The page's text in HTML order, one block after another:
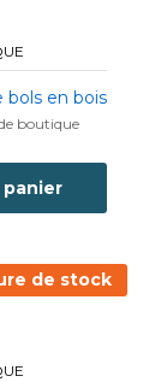
bols en bois
boutique
de stock